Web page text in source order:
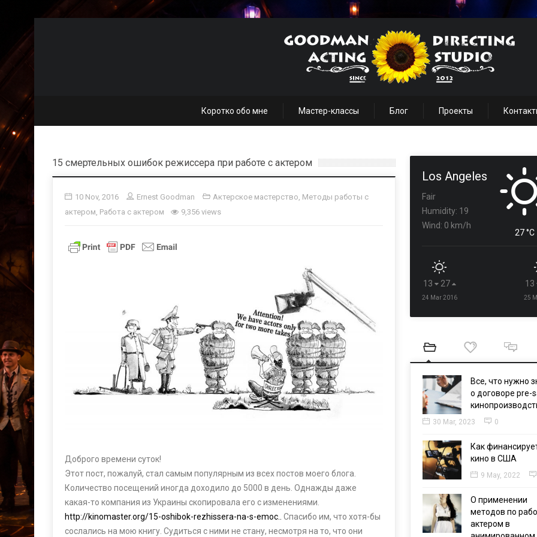
Коротко обо мне Мастер-классы Блог Проекты
15 смертельных ошибок режиссера при работе с актером
10 Nov, 2016 Ernest Goodman Актерское мастерство, Методы работы с
актером, Работа с актером 9,356 views
Доброго времени суток!
Этот пост, пожалуй, стал самым популярным из всех постов моего блога.
Количество посещений иногда доходило до 5000 в день. Однажды даже
какая-то компания из Украины скопировала его с изменениями.
http://kinomaster.org/15-oshibok-rezhissera-na-s-emoc.. Спасибо им, что хотя-бы
сослались на мою книгу. Судиться с ними не стану, несмотря на то, что они
Los Angeles
Fair
Humidity: 19
Wind: 0 km/h
27 °C
13 27
24 Mar 2016
13
25
Все, что нужно
о договоре pre-
30 Mar, 2023 0
Как
кино в США
9 May, 2022
О применении
методов по
актером в